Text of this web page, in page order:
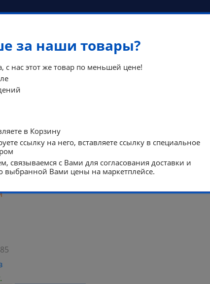
СТЕЛЛАЖ ДЛЯ РАССАДЫ
за наши товары?
с нас этот же товар по меньшей цене!
в Корзину
ссылку на него, вставляете ссылку в специальное
связываемся с Вами для согласования доставки и
выбранной Вами цены на маркетплейсе.